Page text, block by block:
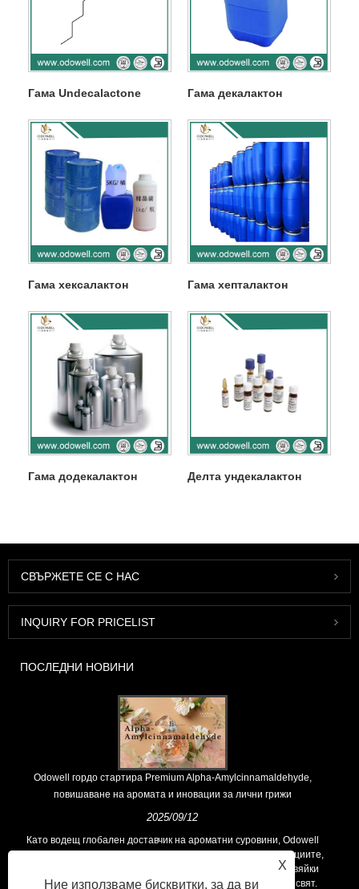
Гама Undecalactone Гама декалактон
Гама хексалактон Гама хепталактон
Гама додекалактон Делта ундекалактон
СВЪРЖЕТЕ СЕ С НАС
INQUIRY FOR PRICELIST
ПОСЛЕДНИ НОВИНИ
Odowell гордо стартира Premium Alpha-Amylcinnamaldehyde,
повишаване на аромата и иновации за лични грижи
2025/09/12
Като водещ глобален доставчик на ароматни суровини, Odowell
поддържа основна философия на „ориентирана към иновациите,
фокусирани върху качеството“, последователно предоставяйки
превъзходни решения за аромати на клиентите по целия свят.
X
Ние използваме бисквитки, за да ви